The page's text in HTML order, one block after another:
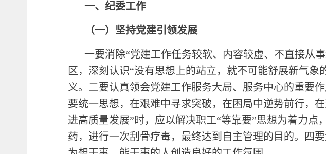
一、纪委工作
（一） 坚持党建引领发展
一要消除“党建工作任务较软、内容较虚、不直接从
区，深刻认识“没有思想上的站立，就不可能舒展新气
义。二要认真领会党建工作服务大局、服务中心的重要
要统一思想，在艰难中寻求突破，在困局中逆势前行，
进高质量发展”时，应以解决职工“等靠要”思想为着力
药，进行一次刮骨疗毒，最终达到自主管理的目的。四